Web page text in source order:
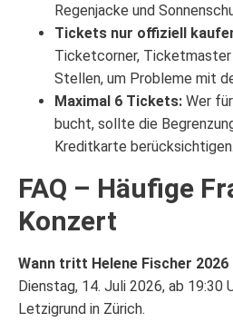
Regenjacke und
Tickets nur offiziell
Ticketcorner,
Stellen, um Probleme mit
Maximal 6 Tickets: Wer
bucht, sollte die
Kreditkarte berücksichtigen.
FAQ – Häufige
Konzert
Wann tritt Helene Fischer
Dienstag, 14. Juli 2026, ab 19:30
Letzigrund in Zürich.